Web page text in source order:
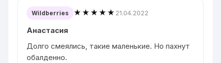
Wildberries ★★★★★ 21.04.2022
Анастасия
Долго смеялись, такие маленькие. Но пахнут
обалденно.